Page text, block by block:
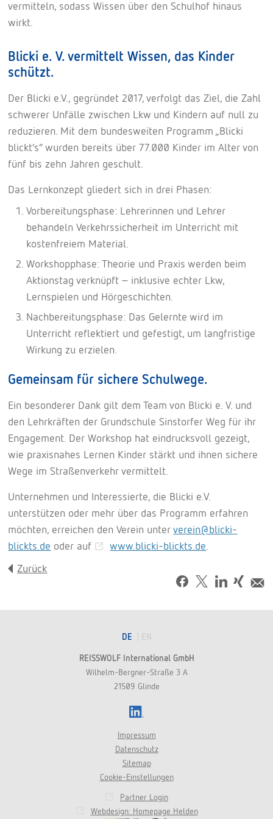
vermitteln, sodass Wissen über den Schulhof hinaus
wirkt.
Blicki e. V. vermittelt Wissen, das Kinder
schützt.
Der Blicki e.V., gegründet 2017, verfolgt das Ziel, die Zahl
schwerer Unfälle zwischen Lkw und Kindern auf null zu
reduzieren. Mit dem bundesweiten Programm „Blicki
blickt’s“ wurden bereits über 77.000 Kinder im Alter von
fünf bis zehn Jahren geschult.
Das Lernkonzept gliedert sich in drei Phasen:
Vorbereitungsphase: Lehrerinnen und Lehrer
behandeln Verkehrssicherheit im Unterricht mit
kostenfreiem Material.
Workshopphase: Theorie und Praxis werden beim
Aktionstag verknüpft – inklusive echter Lkw,
Lernspielen und Hörgeschichten.
Nachbereitungsphase: Das Gelernte wird im
Unterricht reflektiert und gefestigt, um langfristige
Wirkung zu erzielen.
Gemeinsam für sichere Schulwege.
Ein besonderer Dank gilt dem Team von Blicki e. V. und
den Lehrkräften der Grundschule Sinstorfer Weg für ihr
Engagement. Der Workshop hat eindrucksvoll gezeigt,
wie praxisnahes Lernen Kinder stärkt und ihnen sichere
Wege im Straßenverkehr vermittelt.
Unternehmen und Interessierte, die Blicki e.V.
unterstützen oder mehr über das Programm erfahren
möchten, erreichen den Verein unterverein@blicki-
blickts.de oder auf www.blicki-blickts.de.
Zurück
Facebook
TweetLinkedIn
Share
DE EN
REISSWOLF International GmbH
Wilhelm-Bergner-Straße 3 A
21509 Glinde
Impressum
Datenschutz
Sitemap
Cookie-Einstellungen
Partner Login
Webdesign: Homepage Helden